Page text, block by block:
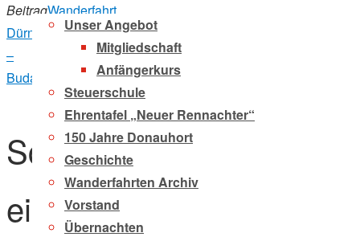
Unser Angebot
Mitgliedschaft
Anfängerkurs
Steuerschule
Ehrentafel „Neuer Rennachter“
150 Jahre Donauhort
Geschichte
Wanderfahrten Archiv
Vorstand
Übernachten
BeitragWanderfahrt
Dürnstein
–
Budapest
Schreibe
einen